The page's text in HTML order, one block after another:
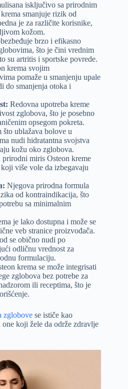
isključivo sa prirodnim
smanjuje rizik od
je za različite korisnike,
kožom.
brzo i efikasno
što je čini vrednim
su artritis i sportske povrede.
krema svojim
pomaže u smanjenju upale
do smanjenja otoka i
Redovna upotreba kreme
zglobova, što je posebno
opsegom pokreta.
što ublažava bolove u
nudi hidratantna svojstva
kožu oko zglobova.
prirodni miris Osteon kreme
više vole da izbegavaju
Njegova prirodna formula
od kontraindikacija, što
sa minimalnim
je lako dostupna i može se
veb stranice proizvođača.
se obično nudi po
odličnu vrednost za
formulaciju.
krema se može integrisati
zglobova bez potrebe za
ili receptima, što je
zglobove se ističe kao
koji žele da održe zdravlje